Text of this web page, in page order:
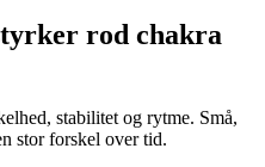
rod chakra
stabilitet og rytme. Små,
stor forskel over tid.